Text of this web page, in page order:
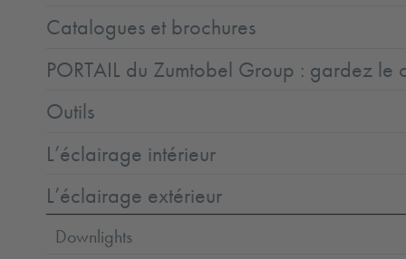
Catalogues et brochures
PORTAIL du Zumtobel Group : gardez le
Outils
L’éclairage intérieur
L’éclairage extérieur
Downlights